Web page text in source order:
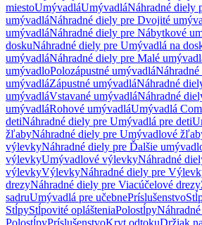
miestoUmývadláUmývadláNáhradné diely
umývadláNáhradné diely pre Dvojité
umývadláNáhradné diely pre Nábytkové
doskuNáhradné diely pre Umývadlá na
umývadláNáhradné diely pre Malé
umývadloPolozápustné umývadlá
umývadláZápustné umývadláNáhradné
umývadláVstavané umývadláNáhradné
umývadláRohové umývadláUmývadlá
detiNáhradné diely pre Umývadlá pre deti
žľabyNáhradné diely pre Umývadlové
výlevkyNáhradné diely pre Ďalšie
výlevkyUmývadlové výlevkyNáhradné
výlevkyVýlevkyNáhradné diely pre
drezyNáhradné diely pre Viacúčelové drezy
sadruUmývadlá pre učebnePríslušenstvo
StĺpyStĺpovité oplášteniaPolostĺpy
PolostĺpyPríslušenstvoKryt odtokuDržiak